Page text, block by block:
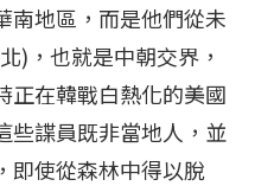
南地區，而是他們從未
)，也就是中朝交界，
正在韓戰白熱化的美國
些諜員既非當地人，並
即使從森林中得以脫